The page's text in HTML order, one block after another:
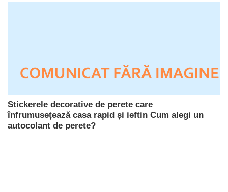
Stickerele decorative de perete care
înfrumusețează casa rapid și ieftin Cum alegi un
autocolant de perete?